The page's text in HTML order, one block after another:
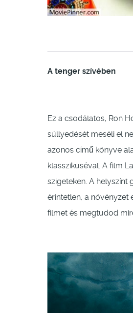
A tenger szívében
Ez a csodálatos, Ron
süllyedését meséli el
azonos című könyve
klasszikuséval. A film
szigeteken. A helyszínt
érintetlen, a növényzet
filmet és megtudod